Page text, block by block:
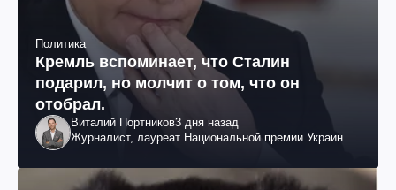
Политика
Кремль вспоминает, что Сталин
подарил, но молчит о том, что он
отобрал.
Виталий Портников3 дня назад
Журналист, лауреат Национальной премии Украины